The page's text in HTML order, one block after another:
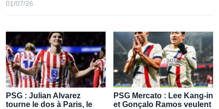
Mercato PSG : L'Atlético de Madrid
prêt à débourser 80 M€ pour
Bradley Barcola !
01/07/26